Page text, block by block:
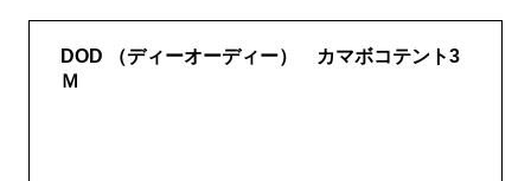
DOD （ディーオーディー） カマボコテント3
Ｍ